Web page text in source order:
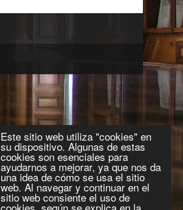
Este sitio web utiliza "cookies" en
su dispositivo. Algunas de estas
cookies son esenciales para
ayudarnos a mejorar, ya que nos da
una idea de cómo se usa el sitio
web. Al navegar y continuar en el
sitio web consiente el uso de